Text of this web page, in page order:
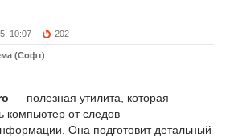
10:07 202
(Софт)
— полезная утилита, которая
компьютер от следов
Она подготовит детальный